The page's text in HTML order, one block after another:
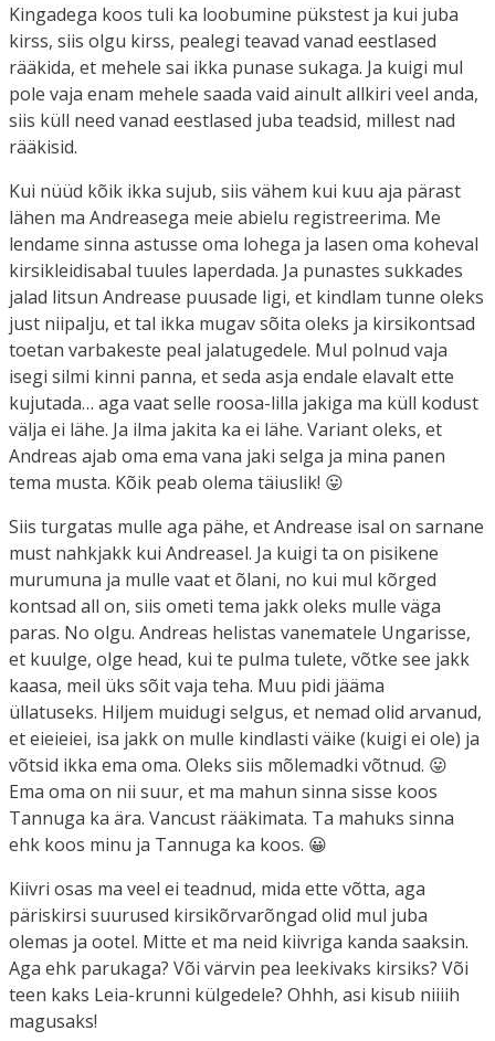
Kingadega koos tuli ka loobumine pükstest ja kui juba
kirss, siis olgu kirss, pealegi teavad vanad eestlased
rääkida, et mehele sai ikka punase sukaga. Ja kuigi mul
pole vaja enam mehele saada vaid ainult allkiri veel anda,
siis küll need vanad eestlased juba teadsid, millest nad
rääkisid.
Kui nüüd kõik ikka sujub, siis vähem kui kuu aja pärast
lähen ma Andreasega meie abielu registreerima. Me
lendame sinna astusse oma lohega ja lasen oma koheval
kirsikleidisabal tuules laperdada. Ja punastes sukkades
jalad litsun Andrease puusade ligi, et kindlam tunne oleks
just niipalju, et tal ikka mugav sõita oleks ja kirsikontsad
toetan varbakeste peal jalatugedele. Mul polnud vaja
isegi silmi kinni panna, et seda asja endale elavalt ette
kujutada… aga vaat selle roosa-lilla jakiga ma küll kodust
välja ei lähe. Ja ilma jakita ka ei lähe. Variant oleks, et
Andreas ajab oma ema vana jaki selga ja mina panen
tema musta. Kõik peab olema täiuslik! 😛
Siis turgatas mulle aga pähe, et Andrease isal on sarnane
must nahkjakk kui Andreasel. Ja kuigi ta on pisikene
murumuna ja mulle vaat et õlani, no kui mul kõrged
kontsad all on, siis ometi tema jakk oleks mulle väga
paras. No olgu. Andreas helistas vanematele Ungarisse,
et kuulge, olge head, kui te pulma tulete, võtke see jakk
kaasa, meil üks sõit vaja teha. Muu pidi jääma
üllatuseks. Hiljem muidugi selgus, et nemad olid arvanud,
et eieieiei, isa jakk on mulle kindlasti väike (kuigi ei ole) ja
võtsid ikka ema oma. Oleks siis mõlemadki võtnud. 😛
Ema oma on nii suur, et ma mahun sinna sisse koos
Tannuga ka ära. Vancust rääkimata. Ta mahuks sinna
ehk koos minu ja Tannuga ka koos. 😀
Kiivri osas ma veel ei teadnud, mida ette võtta, aga
päriskirsi suurused kirsikõrvarõngad olid mul juba
olemas ja ootel. Mitte et ma neid kiivriga kanda saaksin.
Aga ehk parukaga? Või värvin pea leekivaks kirsiks? Või
teen kaks Leia-krunni külgedele? Ohhh, asi kisub niiiih
magusaks!